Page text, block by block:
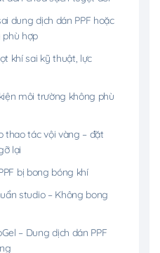
dung dịch dán PPF hoặc
phù hợp
khí sai kỹ thuật, lực
môi trường không phù
thao tác vội vàng – đặt
lại
bị bong bóng khí
studio – Không bong
– Dung dịch dán PPF